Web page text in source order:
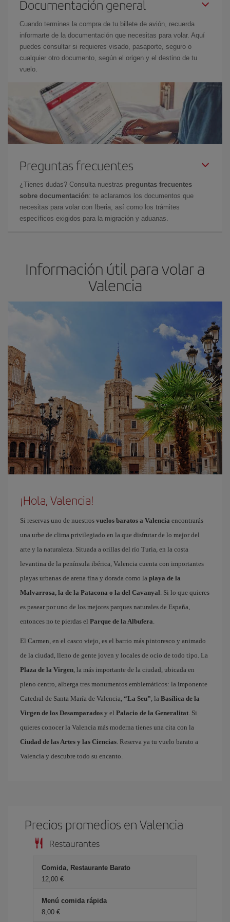
Documentación general
Cuando termines la compra de tu billete de avión, recuerda
informarte de la documentación que necesitas para volar. Aquí
puedes consultar si requieres visado, pasaporte, seguro o
cualquier otro documento, según el origen y el destino de tu
vuelo.
Preguntas frecuentes
¿Tienes dudas? Consulta nuestras preguntas frecuentes
sobre documentación: te aclaramos los documentos que
necesitas para volar con Iberia, así como los trámites
específicos exigidos para la migración y aduanas.
Información útil para volar a
Valencia
¡Hola, Valencia!
Si reservas uno de nuestros vuelos baratos a Valencia encontrarás
una urbe de clima privilegiado en la que disfrutar de lo mejor del
arte y la naturaleza. Situada a orillas del río Turia, en la costa
levantina de la península ibérica, Valencia cuenta con importantes
playas urbanas de arena fina y dorada como la playa de la
Malvarrosa, la de la Patacona o la del Cavanyal. Si lo que quieres
es pasear por uno de los mejores parques naturales de España,
entonces no te pierdas el Parque de la Albufera.
El Carmen, en el casco viejo, es el barrio más pintoresco y animado
de la ciudad, lleno de gente joven y locales de ocio de todo tipo. La
Plaza de la Virgen, la más importante de la ciudad, ubicada en
pleno centro, alberga tres monumentos emblemáticos: la imponente
Catedral de Santa María de Valencia, “La Seu”, la Basílica de la
Virgen de los Desamparados y el Palacio de la Generalitat. Si
quieres conocer la Valencia más moderna tienes una cita con la
Ciudad de las Artes y las Ciencias. Reserva ya tu vuelo barato a
Valencia y descubre todo su encanto.
Precios promedios en Valencia
Restaurantes
Comida, Restaurante Barato
12,00 €
Menú comida rápida
8,00 €